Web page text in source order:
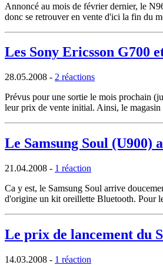
Annoncé au mois de février dernier, le
donc se retrouver en vente d'ici la fin du
Les Sony Ericsson G700
28.05.2008 - 2 réactions
Prévus pour une sortie le mois prochain
leur prix de vente initial. Ainsi, le
Le Samsung Soul (U900)
21.04.2008 - 1 réaction
Ca y est, le Samsung Soul arrive
d'origine un kit oreillette Bluetooth. Pour
Le prix de lancement du
14.03.2008 - 1 réaction